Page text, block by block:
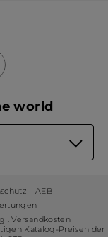
world
AEB
Versandkosten
Katalog-Preisen der